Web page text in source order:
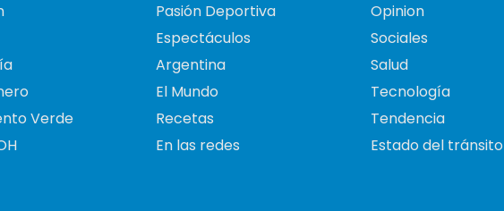
Verde
Pasión Deportiva
Espectáculos
Argentina
El Mundo
Recetas
En las redes
Opinion
Sociales
Salud
Tecnología
Tendencia
Estado del tránsito